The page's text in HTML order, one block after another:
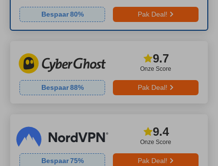
Bespaar 80% Pak Deal!
Onze Score
9.7
Bespaar 88% Pak Deal!
Onze Score
9.4
Bespaar 75% Pak Deal!